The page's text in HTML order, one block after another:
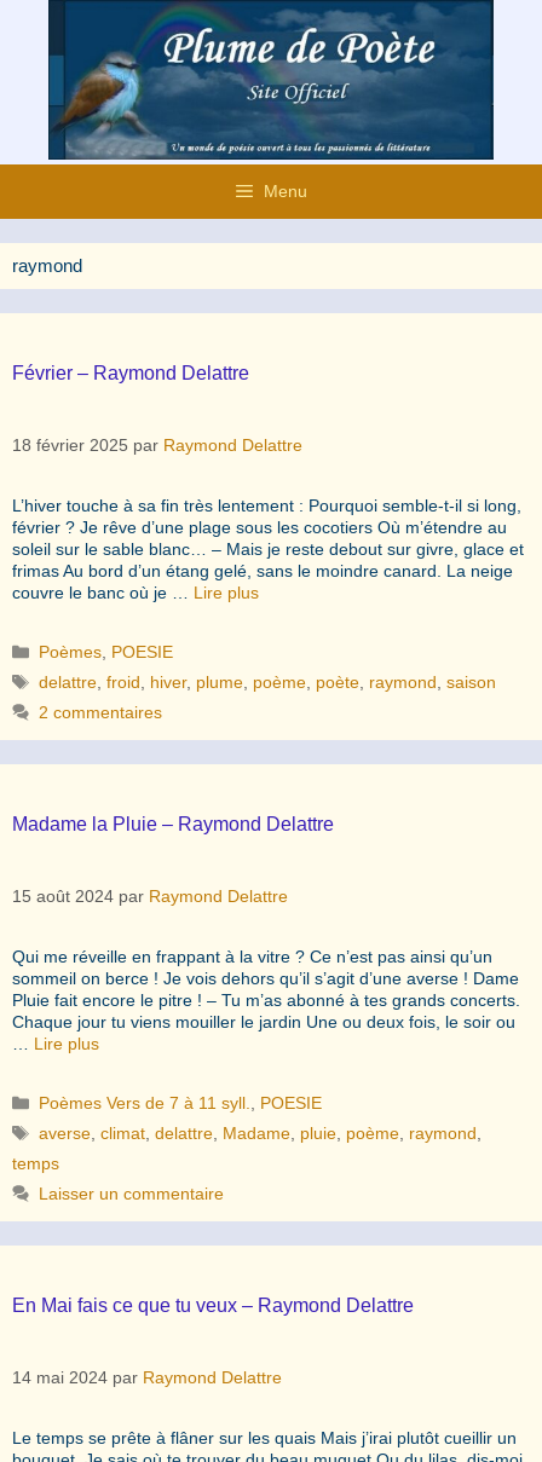
contenu
Menu
raymond
Février – Raymond Delattre
18 février 2025 par Raymond Delattre
L’hiver touche à sa fin très lentement : Pourquoi semble-t-il si long,
février ? Je rêve d’une plage sous les cocotiers Où m’étendre au
soleil sur le sable blanc… – Mais je reste debout sur givre, glace et
frimas Au bord d’un étang gelé, sans le moindre canard. La neige
couvre le banc où je … Lire plus
Catégories
Poèmes POESIE
Étiquettes
delattre ,froid hiver, plume poème poète raymond ,saison
2 commentaires
Madame la Pluie – Raymond Delattre
15 août 2024 par Raymond Delattre
Qui me réveille en frappant à la vitre ? Ce n’est pas ainsi qu’un
sommeil on berce ! Je vois dehors qu’il s’agit d’une averse ! Dame
Pluie fait encore le pitre ! – Tu m’as abonné à tes grands concerts.
Chaque jour tu viens mouiller le jardin Une ou deux fois, le soir ou
Lire plus
Catégories
Poèmes Vers de 7 à 11 syll.
POESIE
Étiquettes
averse ,climat ,delattre Madame pluie poème raymond
temps
Laisser un commentaire
En Mai fais ce que tu veux – Raymond Delattre
14 mai 2024 par Raymond Delattre
Le temps se prête à flâner sur les quais Mais j’irai plutôt cueillir un